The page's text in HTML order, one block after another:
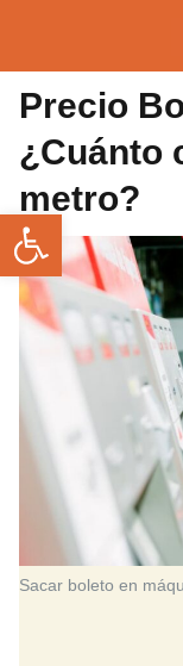
Precio
¿Cuánto
metro?
Sacar boleto en
Abrir barra de herramientas